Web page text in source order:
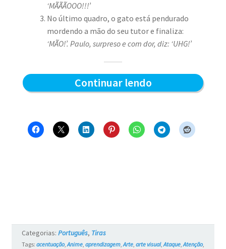
‘MÃÃÃOOO!!!’
No último quadro, o gato está pendurado
mordendo a mão do seu tutor e finaliza:
‘MÃO!’. Paulo, surpreso e com dor, diz: ‘UHG!’
Continuar lendoCaçador
–
#3
Categorias: Português, Tiras
Tags: acentuação,Anime, aprendizagem,Arte, arte visual,Ataque,Atenção,